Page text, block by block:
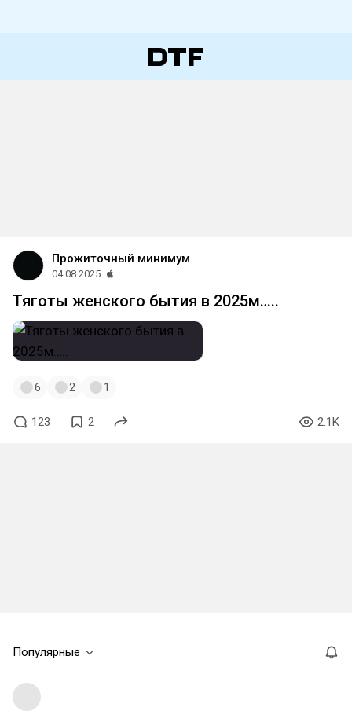
Прожиточный минимум
04.08.2025
Тяготы женского бытия в 2025м…..
6 2 1
123 2 2.1K
Популярные